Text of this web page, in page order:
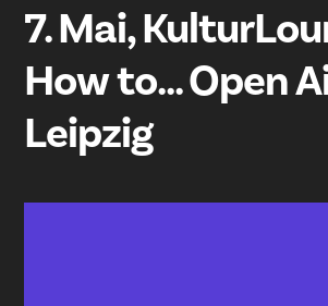
7. Mai,
How to... Open
Leipzig